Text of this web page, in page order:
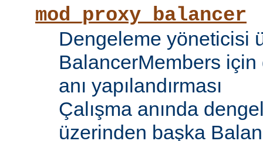
mod_proxy_balancer
Dengeleme yöneticisi
BalancerMembers için
anı yapılandırması
Çalışma anında
üzerinden başka